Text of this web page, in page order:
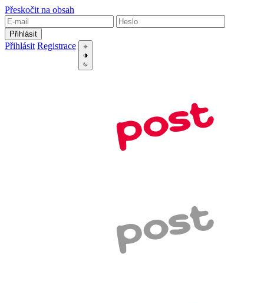
Přeskočit na obsah
Přihlásit
Přihlásit Registrace